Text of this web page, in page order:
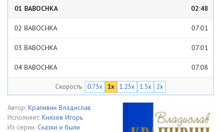
01 BABOCHKA 02:48
02 BABOCHKA 07:01
03 BABOCHKA 07:01
04 BABOCHKA 07:08
05 BABOCHKA
06 BABOCHKA
07 BABOCHKA 07:04
Скорость 0.75x 1x 1.25x 1.5x 2x
Автор: Крапивин Владислав
Исполняет: Князев Игорь
Из серии: Сказки и были